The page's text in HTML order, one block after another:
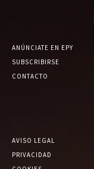
ANÚNCIATE EN EPY
SUBSCRIBIRSE
CONTACTO
AVISO LEGAL
PRIVACIDAD